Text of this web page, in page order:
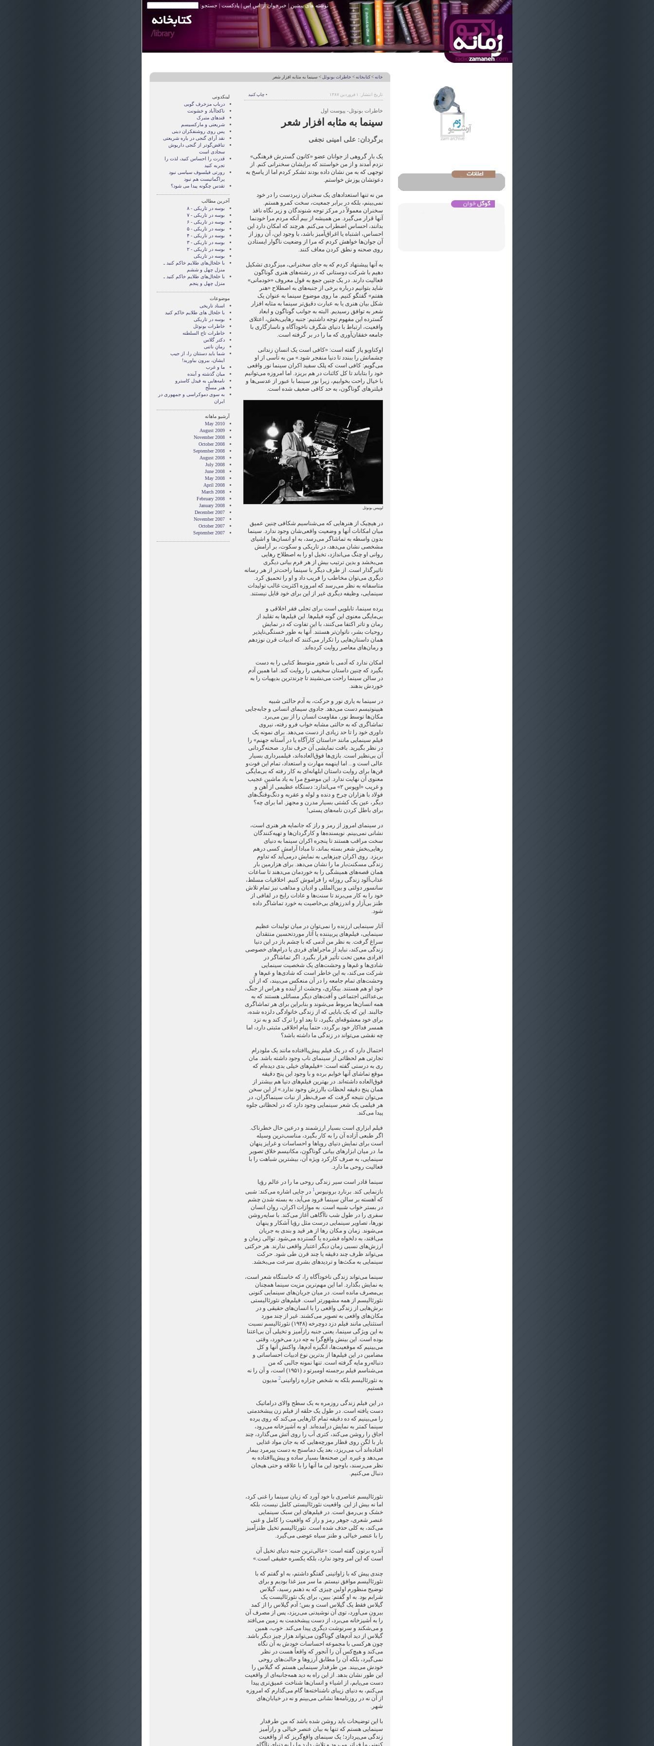
نوشته های پیشین | خبرخوان آر اس اس|پادکست | جستجو:
خانه >کتابخانه > خاطرات بونوئل > سينما به مثابه افزار شعر
تاریخ انتشار: ۱ فروردین ۱۳۸۷ • چاپ کنید
خاطرات بونوئل- پيوست اول
سينما به مثابه افزار شعر
برگردان: علی امینی نجفی
يک بار گروهی از جوانان عضو «کانون گسترش فرهنگی»
نزدم آمدند و از من خواستند که برايشان سخنرانی کنم. از
توجهی که به من نشان داده بودند تشکر کردم اما از پاسخ به
دعوتشان پوزش خواستم.
من نه تنها استعدادهای يک سخنران زبردست را در خود
نمی‌بينم، بلکه در برابر جمعيت، سخت کمرو هستم.
سخنران معمولاً در مرکز توجه شنوندگان و زير نگاه نافذ
آنها قرار می‌گيرد. من هميشه از بيم آنکه مردم مرا خودنما
بدانند، احساس اضطراب می‌کنم. هرچند که امکان دارد اين
احساس، اشتباه يا اغراق‌آميز باشد، با وجود اين، آن روز از
آن جوان‌ها خواهش کردم که مرا از وضعيت ناگوار ايستادن
روی صحنه و نطق کردن معاف کنند.
به آنها پيشنهاد کردم که به جای سخنرانی، ميزگردی تشکيل
دهيم با شرکت دوستانی که در رشته‌های هنری گوناگون
فعاليت دارند. در يک چنين جمع به قول معروف «خودمانی»
شايد بتوانيم درباره برخی از جنبه‌های به اصطلاح «هنر
هفتم» گفتگو کنيم. ما روی موضوع سينما به عنوان يک
شکل بيان هنری يا به عبارت دقيق‌تر سينما به مثابه افزار
شعر به توافق رسيديم. البته به جوانب گوناگون و ابعاد
گسترده اين مفهوم توجه داشتیم: جنبه رهايی‌بخش، اعتلای
واقعيت، ارتباط با دنيای شگرف ناخودآگاه و ناسازگاری با
جامعه خفقان‌آوری که ما را در بر گرفته است.
اوکتاويو پاز گفته است: «کافی است يک انسان زندانی
چشمانش را ببندد تا دنيا منفجر شود.» من به تأسی از او
می‌گويم: کافی است که پلک سفيد اکران سينما نور واقعی
خود را بتاباند تا کل کائنات در هم بريزد. اما امروزه می‌توانيم
با خيال راحت بخوابيم، زيرا نور سينما با عبور از عدسی‌ها و
فيلترهای گوناگون، به حد کافی ضعيف شده است.
لوییس بونوئل
در هيچيک از هنرهايی که می‌شناسيم شکافی چنين عميق
ميان امکانات آنها و وضعيت واقعی‌شان وجود ندارد. سينما
بدون واسطه به تماشاگر می‌رسد، به او انسان‌ها و اشيای
مشخصی نشان می‌دهد، در تاريکی و سکوت، بر آرامش
روانی او چنگ می‌اندازد، تخیل او را به اصطلاح رهايی
می‌بخشد و بدين ترتيب بيش از هر فرم بيانی ديگری
تاثيرگذار است. از طرف ديگر با سينما راحت‌تر از هر رسانه
ديگری می‌توان مخاطب را فريب داد و او را تحميق کرد.
متاسفانه به نظر می‌رسد که امروزه اکثريت غالب توليدات
سينمايی، وظيفه ديگری غير از اين برای خود قايل نيستند.
پرده سينما، تابلویی است برای تجلی فقر اخلاقی و
بی‌مايگی معنوی اين گونه فيلم‌ها. این فیلم‌ها به تقليد از
رمان و تاتر اکتفا می‌کنند، با اين تفاوت که در نمايش
روحيات بشر، ناتوان‌تر هستند. آنها به طور خستگی‌ناپذير
همان داستان‌هايی را تکرار می‌کنند که ادبيات قرن نوزدهم
و رمان‌های معاصر روايت کرده‌اند.
امکان ندارد که آدمی با شعور متوسط کتابی را به دست
بگيرد که چنين داستان سخيفی را روايت کند. اما همين آدم
در سالن سينما راحت می‌نشيند تا چرندترين بديهيات را به
خوردش بدهند.
در سینما به یاری نور و حرکت، به آدم حالتی شبيه
هيپنوتيسم دست می‌دهد. جادوی سيمای انسانی و جابه‌جايی
مکان‌ها توسط نور، مقاومت انسان را از بین می‌برد.
تماشاگری که به حالتی مشابه خواب فرو رفته، نيروی
داوری خود را تا حد زيادی از دست می‌دهد. برای نمونه يک
فيلم سينمايی مانند «داستان کارآگاه يا در آستانه جهنم» را
در نظر بگيريد. بافت نمايشی آن حرف ندارد. صحنه‌گردانی
آن بی‌نظير است. بازی‌ها فوق‌العاده‌اند، فيلمبرداری بسيار
عالی است و... اما اينهمه مهارت و استعداد، تمام اين فوت‌و
فن‌ها برای روايت داستان ابلهانه‌ای به کار رفته که بی‌مايگی
معنوی آن نهایت ندارد. اين موضوع مرا به ياد ماشين عجيب
و غريب «اوپوس ۲» می‌اندازد: دستگاه عظيمی از آهن و
فولاد با هزاران چرخ و دنده و لوله و عقربه و دنگ‌و‌فنگ‌های
ديگر، عين يک کشتی بسيار مدرن و مجهز. اما برای چه؟
برای باطل کردن نامه‌های پستی!
در سينمای امروز از رمز و راز که جانمايه هر هنری است،
نشانی نمی‌بينم. نويسنده‌ها و کارگردان‌ها و تهيه‌کنندگان
سخت مراقب هستند تا پنجره اکران سينما به دنيای
رهايی‌بخش شعر بسته بماند، تا مبادا آرامش کسی درهم
بريزد. روی اکران چيزهايی به نمايش درمی‌آيد که تداوم
زندگی مسکنت‌بار ما را نشان می‌دهد. برای هزارمين بار
همان قصه‌های هميشگی را به خوردمان می‌دهند تا ساعات
عذاب‌آلود زندگی روزانه را فراموش کنيم. اخلاقيات مسلط،
سانسور دولتی و بين‌المللی و ادیان و مذاهب نيز تمام تلاش
خود را به کار می‌برند تا سنت‌ها و عادات رايج در لفافی از
طنز بی‌آزار و اندرزهای بی‌خاصیت به خورد تماشاگر داده
شود.
آثار سينمايی ارزنده را نمی‌توان در ميان توليدات عظيم
سينمايی، فيلم‌های پربيننده يا آثار موردتحسين منتقدان
سراغ گرفت. به نظر من آدمی که با چشم باز در اين دنيا
زندگی می‌کند، نبايد از ماجراهای فردی يا درام‌های خصوصی
افرادی معين تحت تأثير قرار بگيرد. اگر تماشاگر در
شادی‌ها و غم‌ها و وحشت‌های يک شخصيت سينمايی
شرکت می‌کند، به اين خاطر است که شادی‌ها و غم‌ها و
وحشت‌های تمام جامعه را در آن منعکس می‌بيند، که از آن
خود او هم هستند. بيکاری، وحشت از آينده و هراس از جنگ،
بی‌عدالتی اجتماعی و آفت‌های ديگر مسائلی هستند که به
همه انسان‌ها مربوط می‌شوند و بنابراين برای هر تماشاگری
جالبند. اين که يک بابايی که از زندگی خانوادگی دلزده شده،
برای خود معشوقه‌ای بگيرد، تا بعد او را ترک کند و به نزد
همسر فداکار خود برگردد، حتماً پيام اخلاقی مثبتی دارد، اما
چه نقشی می‌تواند در زندگی ما داشته باشد؟
احتمال دارد که در يک فيلم پيش‌پا‌افتاده مانند يک ملودرام
تجارتی هم لحظاتی از سينمای ناب وجود داشته باشد. مان
ری به درستی گفته است: «فيلم‌های خيلی بدی ديده‌ام که
موقع تماشای آنها خوابم برده و با وجود اين پنج دقيقه
فوق‌العاده داشته‌اند. در بهترين فيلم‌های دنيا هم بيشتر از
همان پنج دقيقه لحظات باارزش وجود ندارد.» از اين سخن
می‌توان نتيجه گرفت که صرف‌نظر از نيات سينماگران، در
هر فيلمی يک شعر سينمايی وجود دارد که در لحظاتی جلوه
پيدا می‌کند.
فيلم ابزاری است بسيار ارزشمند و درعين حال خطرناک.
اگر طبعی آزاده آن را به کار بگيرد، مناسب‌ترين وسيله
است برای نمايش دنيای روياها و احساسات و غرايز پنهان
ما. در ميان ابزارهای بيانی گوناگون، مکانيسم خلاق تصوير
سينمايی، به صرف کارکرد ويژه آن، بيشترين شباهت را با
فعاليت روحی ما دارد.
سينما قادر است سير زندگی روحی ما را در عالم رؤيا
بازنمايی کند. برنارد برونيوس1 در جايی اشاره می‌کند: شبی
که آهسته بر سالن سينما فرود می‌آيد، به بسته شدن چشم
در بستر خواب شبيه است. به موازات اکران، روان انسان
سفری را در طول شب ناآگاهی آغاز می‌کند. با سايه‌روشن
نورها، تصاوير سينمايی درست مثل رؤيا آشکار و پنهان
می‌شوند. زمان و مکان رها از هر قيد و بندی به جريان
می‌افتد، به دلخواه فشرده يا گسترده می‌شود. توالی زمان و
ارزش‌های نسبی زمان ديگر اعتبار واقعی ندارند. هر حرکتی
می‌تواند ظرف چند دقيقه يا چند قرن طی شود. حرکت
سينمايی به مکث‌ها و ترديدهای بشری سرعت می‌بخشد.
سينما می‌تواند زندگی ناخودآگاه را، که خاستگاه شعر است،
به نمايش بگذارد. اما اين مهم‌ترين مزيت سينما همچنان
بی‌مصرف مانده است. در ميان جريان‌های سينمايی کنونی
نئورئاليسم از همه مشهورتر است. فيلم‌های نئورئاليستی
برش‌هايی از زندگی واقعی را با انسان‌های حقيقی و در
مکان‌های واقعی به تصوير می‌کشند. غير از چند مورد
استثنايی مانند فيلم دزد دوچرخه (۱۹۴۸) نئورئاليسم نسبت
به اين ويژگی سينما، يعنی جنبه رازآميز و تخيلی آن بی‌اعتنا
بوده است. اين بينش واقع‌گرا به چه درد می‌خورد، وقتی
می‌بينيم که موقعيت‌ها، انگيزه‌ آدم‌ها، واکنش‌ آنها و کل
مضامين در اين فيلم‌ها از بدترين نوع ادبيات احساساتی و
دنباله‌رو مايه گرفته است. تنها نمونه جالبی که من
می‌شناسم فيلم برجسته اومبرتو د (۱۹۵۱) است، و آن را نه
به نئورئاليسم بلکه به شخص چزاره زاواتينی2 مديون
هستيم.
در اين فيلم زندگی روزمره به يک سطح والای دراماتيک
دست يافته است. در طول يک حلقه از فيلم زن پيشخدمتی
را می‌بينيم که ده دقيقه تمام کارهايی می‌کند که روی پرده
سينما کمتر به نمايش درآمده‌اند. او به آشپزخانه می‌رود،
اجاق را روشن می‌کند، کتری آب را روی آتش می‌گذارد، چند
بار با لگن روی قطار مورچه‌هايی که به جان مواد غذايی
افتاده‌اند آب می‌ريزد، بعد يک دماسنج به دست پيرمرد بيمار
می‌دهد و غيره. اين صحنه‌ها بسيار ساده و پيش‌پاافتاده به
نظر می‌رسند، باوجود اين ما آنها را با علاقه و حتی هيجان
دنبال می‌کنيم.
نئورئاليسم عناصری با خود آورد که زبان سينما را غنی کرد،
اما نه بيش از اين. واقعيت نئورئاليستی کامل نيست، بلکه
خشک و بی‌رمق است. در فيلم‌های اين سبک سینمایی
عنصر شعری، جوهر رمز و راز که واقعيت را کامل و غنی
می‌کند، به کلی حذف شده است. نئورئاليسم تخيل طنزآميز
را با عنصر خيالی و طنز سياه عوضی می‌گيرد.
آندره برتون گفته است: «عالی‌ترين جنبه دنيای تخيل آن
است که این امر وجود ندارد، بلکه يکسره حقيقی است.»
چندی پيش که با زاواتينی گفتگو داشتم، به او گفتم که با
نئورئاليسم موافق نيستم. ما سر ميز غذا بوديم و برای
توضيح منظورم اولين چيزی که به ذهنم رسيد، گيلاس
شرابم بود. به او گفتم: ببين، برای يک نئورئاليست يک
گيلاس فقط يک گيلاس است و بس؛ آدم گیلاس را از کمد
بيرون می‌آورد، توی آن نوشيدنی می‌ريزد، پس از مصرف آن
را به آشپزخانه می‌برد، از دست پيشخدمت به زمين می‌افتد
و می‌شکند و سرنوشت ديگری پيدا می‌کند. خوب، همين
گيلاس از ديد آدم‌های گوناگون می‌تواند هزار چيز ديگر باشد.
چون هرکسی با مجموعه احساسات خودش به آن نگاه
می‌کند و هيچ‌کس آن را آنجور که واقعاً هست در نظر
نمی‌گيرد، بلکه آن را مطابق آرزوها و حالت‌های روحی
خودش می‌بيند. من طرفدار سينمايی هستم که گيلاس را
اين طور نشان بدهد. از اين راه به ديد همه‌جانبه‌ای از واقعيت
دست می‌يابم، از اشياء و انسان‌ها شناخت عميق‌تری پيدا
می‌کنم، به دنيای زيبای ناشناخته‌ها گام می‌گذارم که امروزه
از آن نه در روزنامه‌ها نشانی می‌بينم و نه در خيابان‌های
شهر.
با اين توضيحات بايد روشن شده باشد که من طرفدار
سينمايی هستم که تنها به بيان عنصر خيالی و رازآميز
زندگی می‌پردازد؛ يک سينمای واقع‌گريز که از واقعيت
کنونی ما فراتر می‌رود و تلاش دارد ما را به دنيای ناآگاه
لینکدونی
درباب مزخرف گویی
ناکجاآباد و خشونت
قندهای متبرک
شریعتی و مارکسیسم
پس روی روشنفکران دینی
نقد آرای گنجی در باره شریعتی
تناقض‌گوتر از گنجی داريوش
سجادی است
قدرت را احساس کنید، لذت را
تجربه کنید
رورتی فيلسوف سياسی نبود
پراگماتيست هم نبود
تقدس چگونه پيدا می شود؟
آخرین مطالب
بوسه در تاریکی - ۸
بوسه در تاریکی - ۷
بوسه در تاریکی - ۶
بوسه در تاریکی - ۵
بوسه در تاریکی - ۴
بوسه در تاریکی - ۳
بوسه در تاریکی - ۲
بوسه در تاریکی
با خلخال‌های طلایم خاکم کنید ـ
منزل چهل و ششم
با خلخال‌های طلایم خاکم کنید ـ
منزل چهل و پنجم
موضوعات
اسناد تاریخی
با خلخال های طلایم خاکم کنید
بوسه در تاریکی
خاطرات بونوئل
خاطرات تاج السلطنه
دکتر گلاس
رمانِ ناتنی
شما بايد دستتان را، از جيب
ايشان، بيرون بياوريد!
ما و غرب
میان گذشته و آینده
نامه‌هایی به فیدل کاسترو
هنر مسلّح
‌به سوی دموکراسی و جمهوری در
ایران
آرشیو ماهانه
May 2010
August 2009
November 2008
October 2008
September 2008
August 2008
July 2008
June 2008
May 2008
April 2008
March 2008
February 2008
January 2008
December 2007
November 2007
October 2007
September 2007